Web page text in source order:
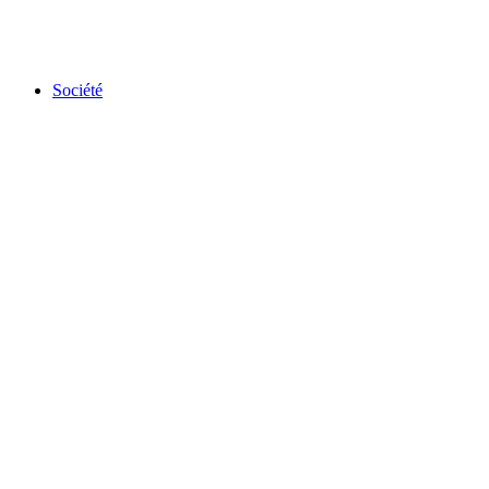
Société